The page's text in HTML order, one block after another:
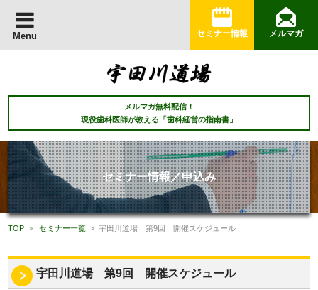
Menu セミナー情報 メルマガ
メルマガ無料配信！
現役歯科医師が教える「歯科経営の指南書」
セミナー情報／申込み
TOP >セミナー一覧 > 宇田川道場 第9回 開催スケジュール
宇田川道場 第9回 開催スケジュール